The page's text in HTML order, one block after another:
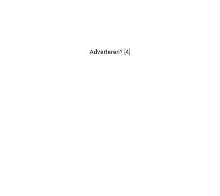
Adverteren? [4]